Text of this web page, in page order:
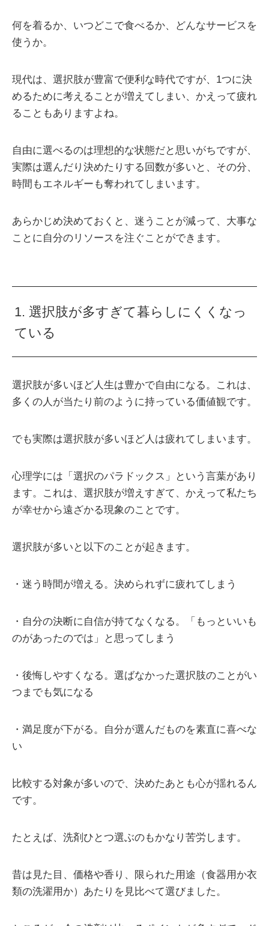
何を着るか、いつどこで食べるか、どんなサービスを
使うか。
現代は、選択肢が豊富で便利な時代ですが、1つに決
めるために考えることが増えてしまい、かえって疲れ
ることもありますよね。
自由に選べるのは理想的な状態だと思いがちですが、
実際は選んだり決めたりする回数が多いと、その分、
時間もエネルギーも奪われてしまいます。
あらかじめ決めておくと、迷うことが減って、大事な
ことに自分のリソースを注ぐことができます。
1. 選択肢が多すぎて暮らしにくくなっ
ている
選択肢が多いほど人生は豊かで自由になる。これは、
多くの人が当たり前のように持っている価値観です。
でも実際は選択肢が多いほど人は疲れてしまいます。
心理学には「選択のパラドックス」という言葉があり
ます。これは、選択肢が増えすぎて、かえって私たち
が幸せから遠ざかる現象のことです。
選択肢が多いと以下のことが起きます。
・迷う時間が増える。決められずに疲れてしまう
・自分の決断に自信が持てなくなる。「もっといいも
のがあったのでは」と思ってしまう
・後悔しやすくなる。選ばなかった選択肢のことがい
つまでも気になる
・満足度が下がる。自分が選んだものを素直に喜べな
い
比較する対象が多いので、決めたあとも心が揺れるん
です。
たとえば、洗剤ひとつ選ぶのもかなり苦労します。
昔は見た目、価格や香り、限られた用途（食器用か衣
類の洗濯用か）あたりを見比べて選びました。